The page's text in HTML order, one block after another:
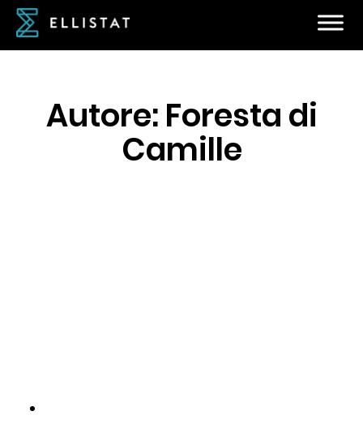
Autore: Foresta di
Camille